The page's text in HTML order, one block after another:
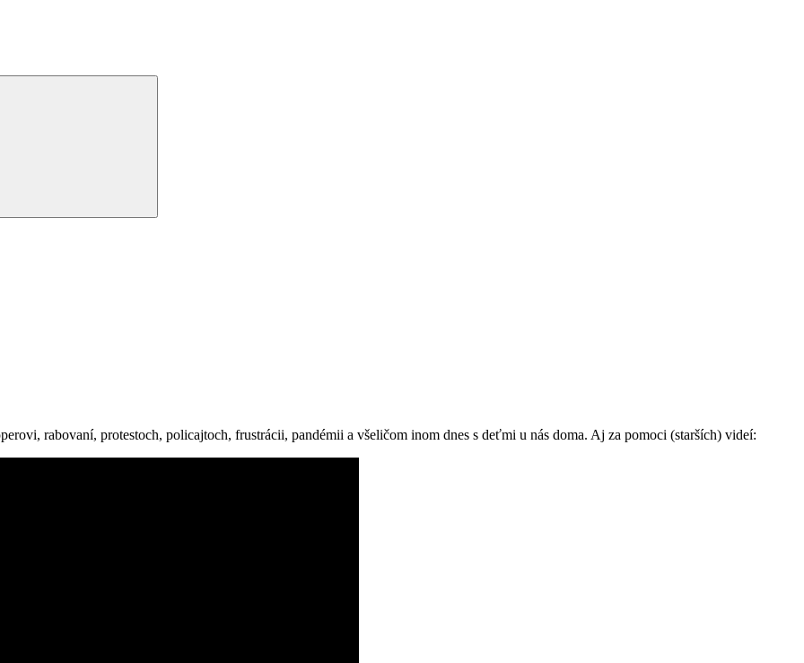
rabovaní, protestoch, policajtoch, frustrácii, pandémii a všeličom inom dnes s deťmi u nás doma. Aj za pomoci (starších) videí: